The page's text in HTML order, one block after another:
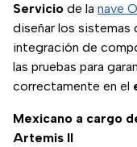
Servicio de la nave
diseñar los sistemas
integración de
las pruebas para
correctamente en el
Mexicano a cargo
Artemis II